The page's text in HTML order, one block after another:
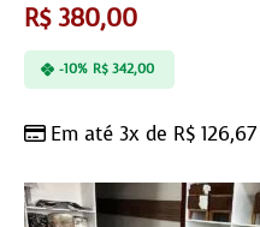
R$380,00
Em até 3x de R$ 126,67
-10% R$342,00